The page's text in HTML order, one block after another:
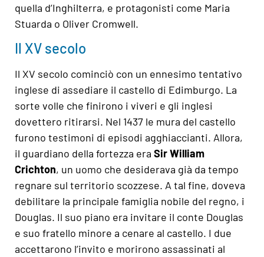
quella d’Inghilterra, e protagonisti come Maria
Stuarda o Oliver Cromwell.
Il XV secolo
Il XV secolo cominciò con un ennesimo tentativo
inglese di assediare il castello di Edimburgo. La
sorte volle che finirono i viveri e gli inglesi
dovettero ritirarsi. Nel 1437 le mura del castello
furono testimoni di episodi agghiaccianti. Allora,
il guardiano della fortezza era Sir William
Crichton, un uomo che desiderava già da tempo
regnare sul territorio scozzese. A tal fine, doveva
debilitare la principale famiglia nobile del regno, i
Douglas. Il suo piano era invitare il conte Douglas
e suo fratello minore a cenare al castello. I due
accettarono l’invito e morirono assassinati al